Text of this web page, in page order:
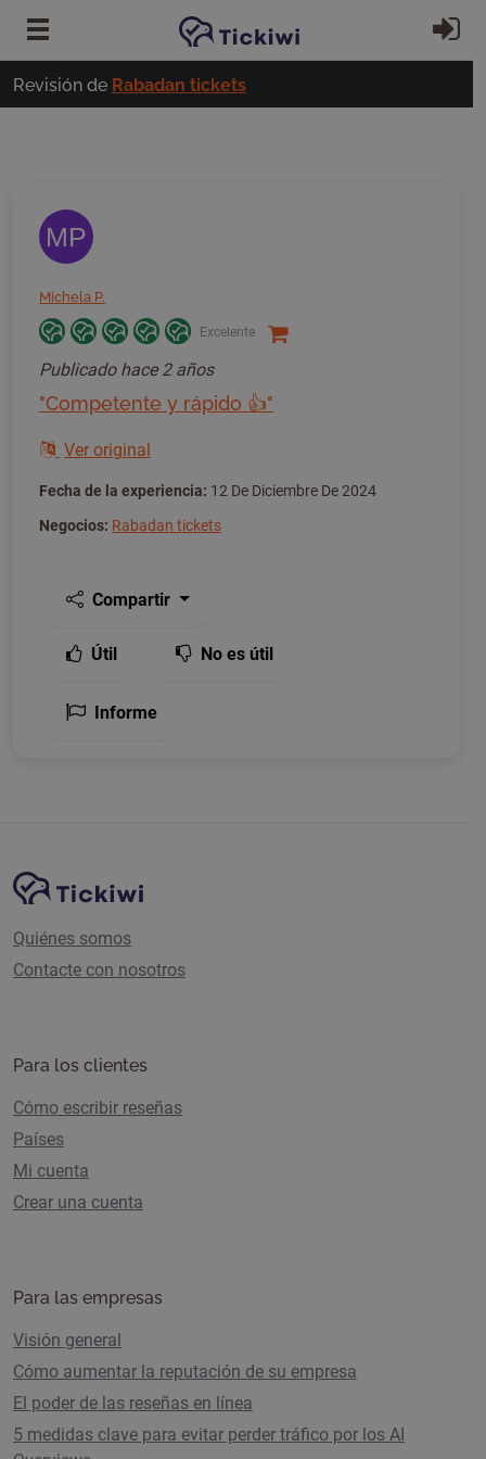
Revisión de Rabadan tickets
MP
Michela P.
Excelente
Publicado hace 2 años
"Competente y rápido 👍"
Ver original
Fecha de la experiencia: 12 De Diciembre De 2024
Negocios: Rabadan tickets
Compartir
Útil No es útil
Informe
Navegación del sitio
Plataforma Tickiwi
Quiénes somos
Contacte con nosotros
Para los clientes
Cómo escribir reseñas
Países
Mi cuenta
Crear una cuenta
Para las empresas
Visión general
Cómo aumentar la reputación de su empresa
El poder de las reseñas en línea
5 medidas clave para evitar perder tráfico por los AI